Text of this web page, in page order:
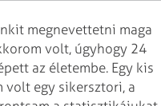
megnevettetni maga
volt, úgyhogy 24
az éle­tembe. Egy kis
volt egy sikersztori, a